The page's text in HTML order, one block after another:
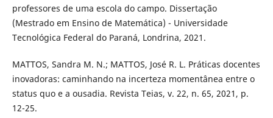
professores de uma escola do campo. Dissertação
(Mestrado em Ensino de Matemática) - Universidade
Tecnológica Federal do Paraná, Londrina, 2021.
MATTOS, Sandra M. N.; MATTOS, José R. L. Práticas docentes
inovadoras: caminhando na incerteza momentânea entre o
status quo e a ousadia. Revista Teias, v. 22, n. 65, 2021, p.
12-25.